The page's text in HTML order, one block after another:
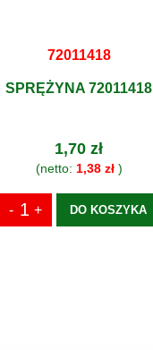
72011418
SPRĘŻYNA 72011418
1,70 zł
(netto: 1,38 zł)
DO KOSZYKA